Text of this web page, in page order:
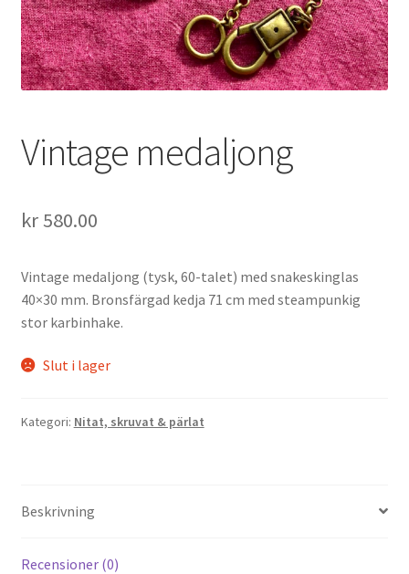
Vintage medaljong
kr580.00
Vintage medaljong (tysk, 60-talet) med snakeskinglas
40×30 mm. Bronsfärgad kedja 71 cm med steampunkig
stor karbinhake.
Slut i lager
Kategori: Nitat, skruvat & pärlat
Beskrivning
Recensioner (0)